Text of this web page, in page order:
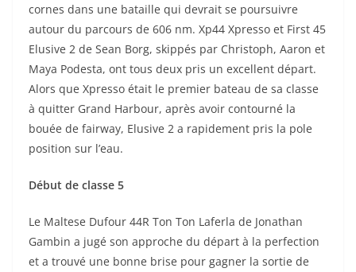
cornes dans une bataille qui devrait se poursuivre
autour du parcours de 606 nm. Xp44 Xpresso et First 45
Elusive 2 de Sean Borg, skippés par Christoph, Aaron et
Maya Podesta, ont tous deux pris un excellent départ.
Alors que Xpresso était le premier bateau de sa classe
à quitter Grand Harbour, après avoir contourné la
bouée de fairway, Elusive 2 a rapidement pris la pole
position sur l’eau.
Début de classe 5
Le Maltese Dufour 44R Ton Ton Laferla de Jonathan
Gambin a jugé son approche du départ à la perfection
et a trouvé une bonne brise pour gagner la sortie de